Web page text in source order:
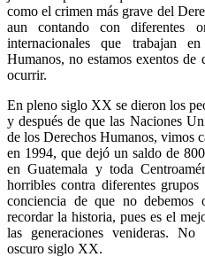
como el crimen más grave del
aun contando con diferentes
internacionales que trabajan
Humanos, no estamos exentos de
ocurrir.
En pleno siglo XX se dieron los
y después de que las Naciones
de los Derechos Humanos, vimos
en 1994, que dejó un saldo de
en Guatemala y toda
horribles contra diferentes
conciencia de que no debemos
recordar la historia, pues es el
las generaciones venideras.
oscuro siglo XX.